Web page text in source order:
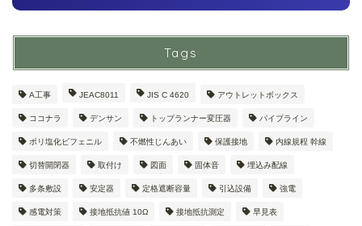
Tags
A工事 JEAC8011 JIS C 4620 アウトレットボックス
ココナラ デンサン トップランナー変圧器 パイプライン
ポリ塩化ビフェニル 不燃性じんあい 保護接地 内線規程 幹線
切替開閉器 取付け 図面 固体音 埋込み配線
多条敷設 安定器 定格遮断容量 引込設備 強電
感電対策 接地抵抗値 10Ω 接地抵抗測定 早見表